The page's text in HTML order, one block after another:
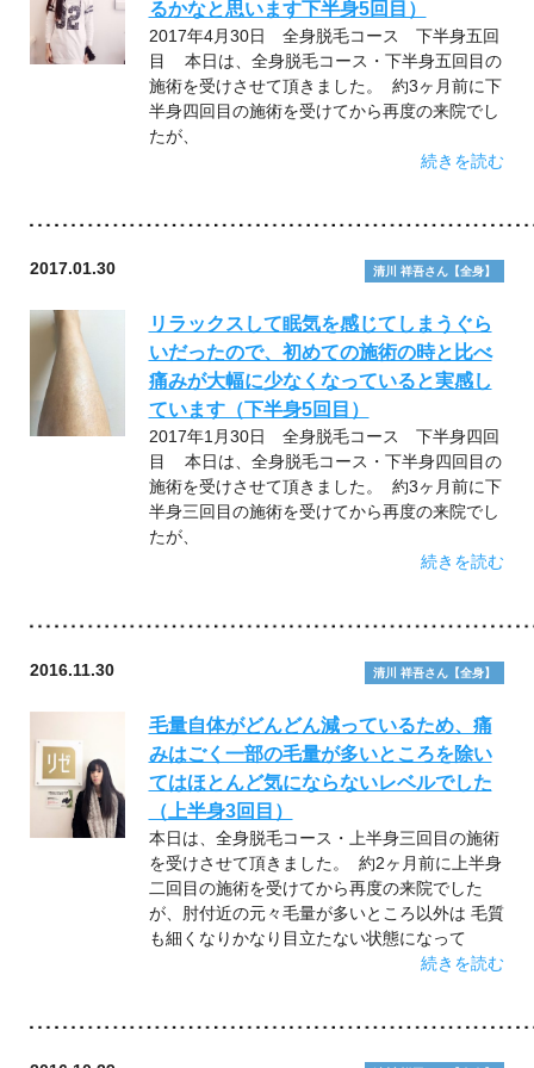
るかなと思います下半身5回目）
2017年4月30日 全身脱毛コース 下半身五回
目 本日は、全身脱毛コース・下半身五回目の
施術を受けさせて頂きました。 約3ヶ月前に下
半身四回目の施術を受けてから再度の来院でし
たが、
続きを読む
2017.01.30 清川 祥吾さん【全身】
リラックスして眠気を感じてしまうぐら
いだったので、初めての施術の時と比べ
痛みが大幅に少なくなっていると実感し
ています（下半身5回目）
2017年1月30日 全身脱毛コース 下半身四回
目 本日は、全身脱毛コース・下半身四回目の
施術を受けさせて頂きました。 約3ヶ月前に下
半身三回目の施術を受けてから再度の来院でし
たが、
続きを読む
2016.11.30 清川 祥吾さん【全身】
毛量自体がどんどん減っているため、痛
みはごく一部の毛量が多いところを除い
てはほとんど気にならないレベルでした
（上半身3回目）
本日は、全身脱毛コース・上半身三回目の施術
を受けさせて頂きました。 約2ヶ月前に上半身
二回目の施術を受けてから再度の来院でした
が、肘付近の元々毛量が多いところ以外は 毛質
も細くなりかなり目立たない状態になって
続きを読む